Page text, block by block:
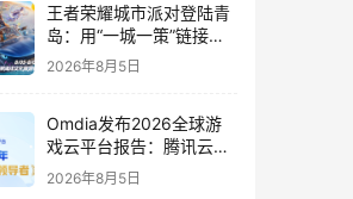
王者荣耀城市派对登陆青
岛：用“一城一策”链接海
洋场景，以双向奔赴带动
2026年8月5日
Omdia发布2026全球游
戏云平台报告：腾讯云连
续两年入选“领导者”象限
2026年8月5日